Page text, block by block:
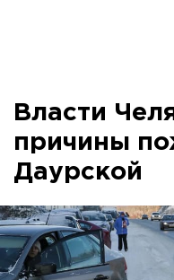
Власти
причины
Даурской